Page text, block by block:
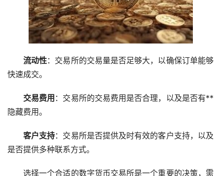
流动性：交易所的交易量是否足够大，以确保订单能够
快速成交。
交易费用 ：交易所的交易费用是否合理，以及是否有**
隐藏费用。
客户支持：交易所是否提供及时有效的客户支持，以及
是否提供多种联系方式。
选择一个合适的数字货币交易所是一个重要的决策，需